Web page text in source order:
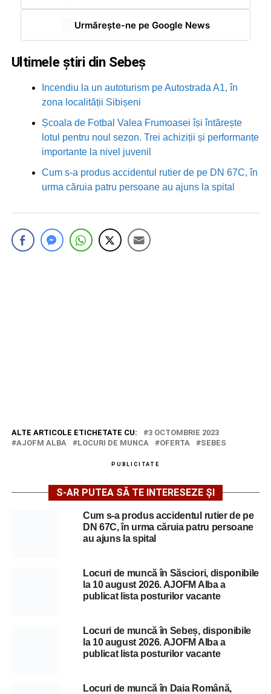
Urmărește-ne pe Google News
Ultimele știri din Sebeș
Incendiu la un autoturism pe Autostrada A1, în
zona localității Sibișeni
Școala de Fotbal Valea Frumoasei își întărește
lotul pentru noul sezon. Trei achiziții și performanțe
importante la nivel juvenil
Cum s-a produs accidentul rutier de pe DN 67C, în
urma căruia patru persoane au ajuns la spital
ALTE ARTICOLE ETICHETATE CU:
3 OCTOMBRIE 2023
AJOFM ALBA
LOCURI DE MUNCA OFERTA SEBES
PUBLICITATE
S-AR PUTEA SĂ TE INTERESEZE ȘI
Cum s-a produs accidentul rutier de pe
DN 67C, în urma căruia patru persoane
au ajuns la spital
Locuri de muncă în Săsciori, disponibile
la 10 august 2026. AJOFM Alba a
publicat lista posturilor vacante
Locuri de muncă în Sebeș, disponibile
la 10 august 2026. AJOFM Alba a
publicat lista posturilor vacante
Locuri de muncă în Daia Română,